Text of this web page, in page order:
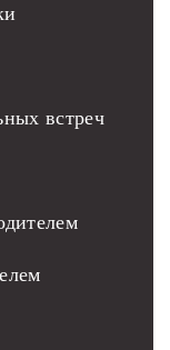
встреч